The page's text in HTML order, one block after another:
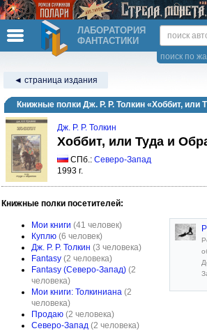
ЛАБОРАТОРИЯ
ФАНТАСТИКИ
поиск по
◄ страница издания
Книжные полки Дж. Р. Р. Толкин «Хоббит, или
Дж. Р. Р. Толкин
Хоббит, или Туда и
СПб.: Северо-Запад
1993 г.
Книжные полки посетителей:
Мои книги (41 человек)
Куплю (6 человек)
Дж. Р. Р. Толкин (3 человека)
Fantasy (2 человека)
Fantasy (Северо-Запад) (2
человека)
Мои книги: Толкиниана (2
человека)
Продаю (2 человека)
Северо-Запад (2 человека)